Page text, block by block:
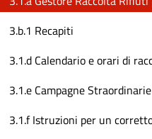
3.b.1 Recapiti
3.1.d Calendario e orari di
3.1.e Campagne Straordinarie
3.1.f Istruzioni per un